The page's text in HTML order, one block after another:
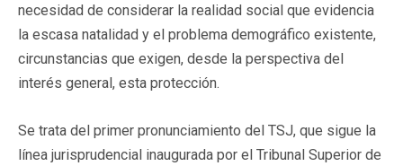
necesidad de considerar la realidad social que evidencia
la escasa natalidad y el problema demográfico existente,
circunstancias que exigen, desde la perspectiva del
interés general, esta protección.
Se trata del primer pronunciamiento del TSJ, que sigue la
línea jurisprudencial inaugurada por el Tribunal Superior de